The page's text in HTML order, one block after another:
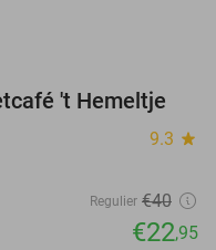
43%
't Hemeltje
9.3 star
Regulier €40
€22,95